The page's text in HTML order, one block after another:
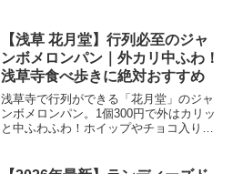
雑回避のコツも解説。
【浅草 花月堂】行列必至のジャ
ンボメロンパン｜外カリ中ふわ！
浅草寺食べ歩きに絶対おすすめ
浅草寺で行列ができる「花月堂」のジャ
ンボメロンパン。1個300円で外はカリッ
と中ふわふわ！ホイップやチョコ入りも